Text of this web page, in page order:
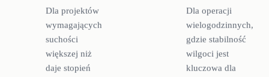
Dla projektów
wymagających
suchości
większej niż
daje stopień
Dla operacji
wielogodzinnych,
gdzie stabilność
wilgoci jest
kluczowa dla